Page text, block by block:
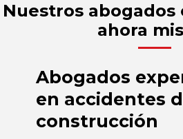
Nuestros abogados
ahora
Abogados
en accidentes
construcción